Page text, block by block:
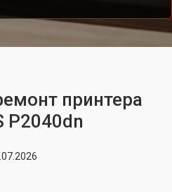
принтера
P2040dn